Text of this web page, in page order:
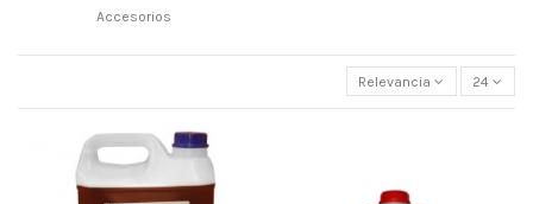
Accesorios
Relevancia 24